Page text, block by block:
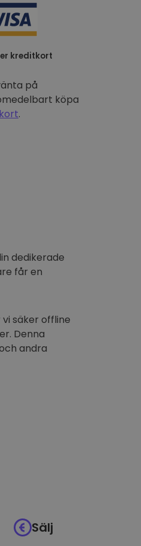
kreditkort
på
köpa
.
dedikerade
får en
säker offline
Denna
andra
Sälj